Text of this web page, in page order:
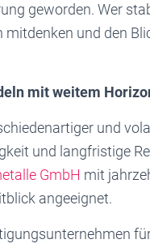
geworden. Wer
und den
mit weitem
und
und langfristige
GmbH mit
angeeignet.